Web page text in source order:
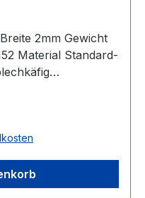
2mm Gewicht
Material Standard-